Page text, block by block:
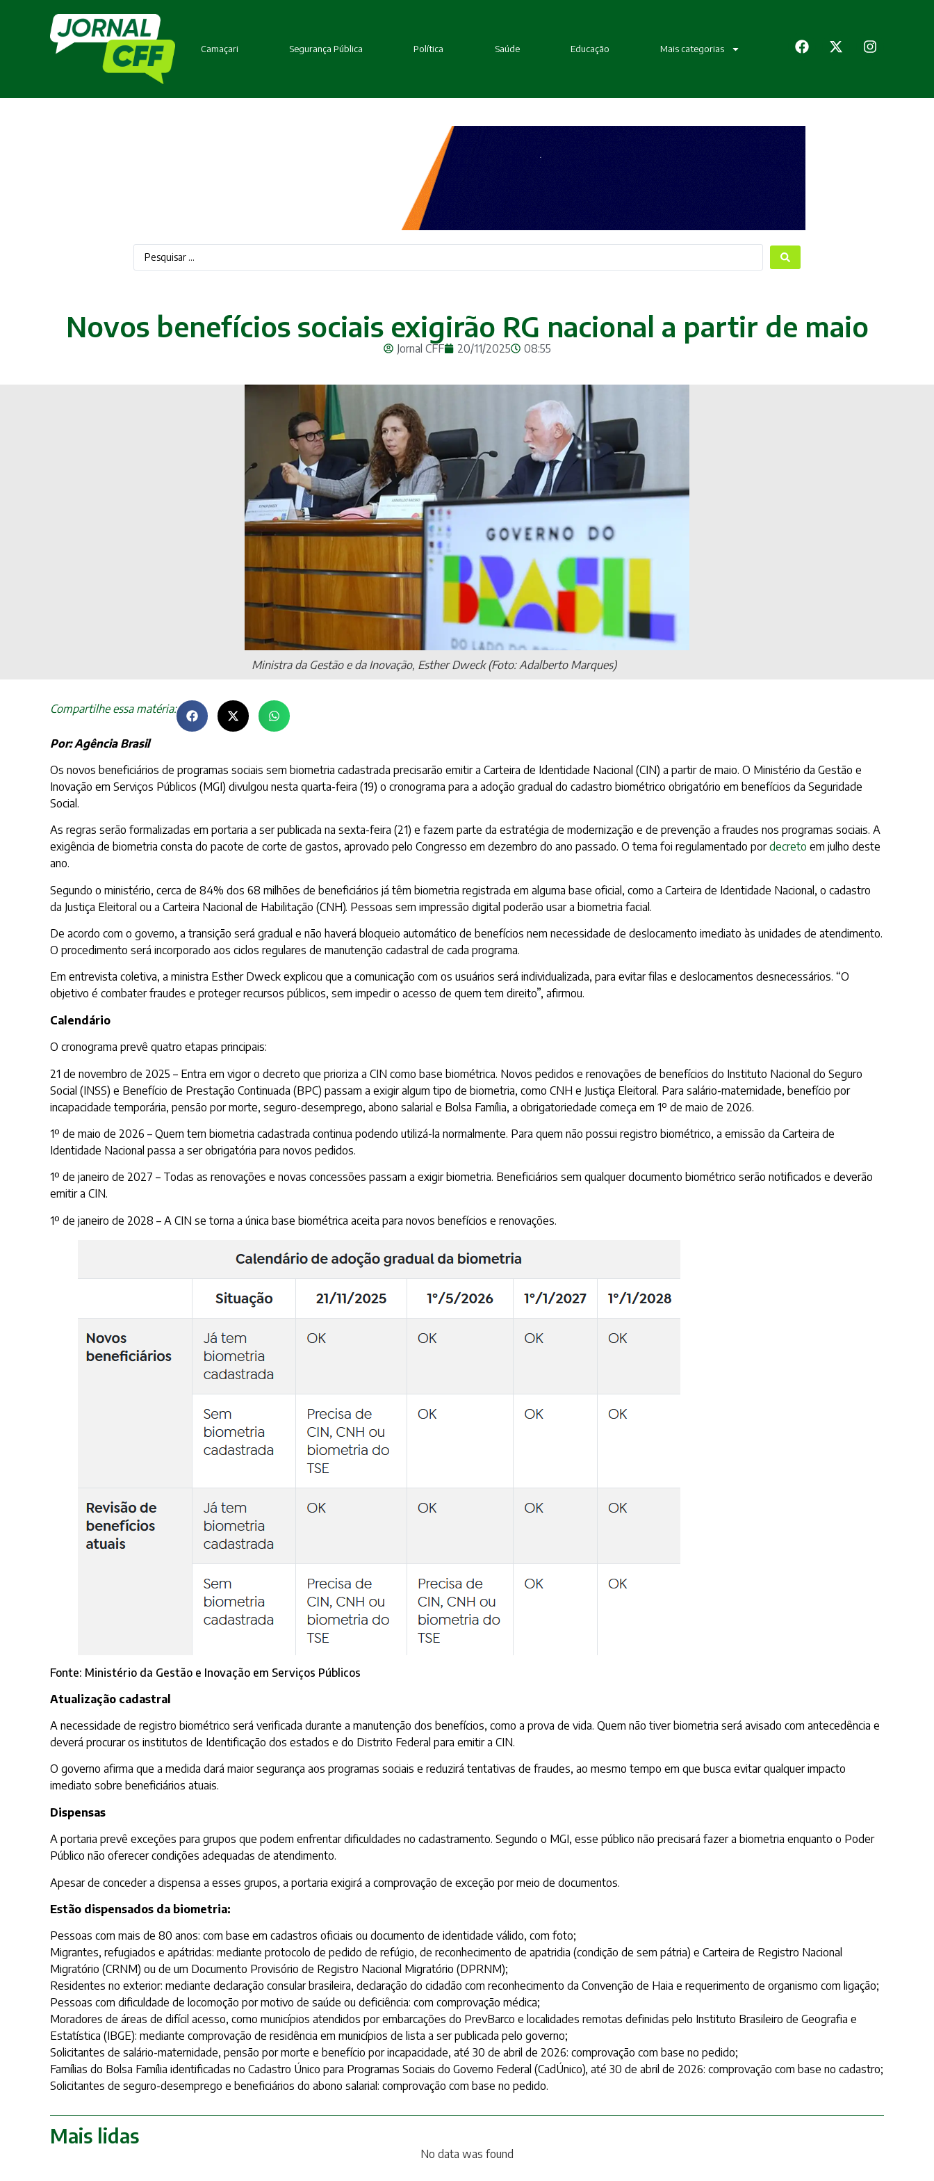
Camaçari Segurança Pública Política Saúde Educação Mais categorias
Novos benefícios sociais exigirão RG nacional a partir de maio
Jornal CFF 20/11/2025 08:55
Ministra da Gestão e da Inovação, Esther Dweck (Foto: Adalberto Marques)
Compartilhe essa matéria:
Por: Agência Brasil
Os novos beneficiários de programas sociais sem biometria cadastrada precisarão emitir a Carteira de Identidade Nacional (CIN) a partir de maio. O Ministério da Gestão e
Inovação em Serviços Públicos (MGI) divulgou nesta quarta-feira (19) o cronograma para a adoção gradual do cadastro biométrico obrigatório em benefícios da Seguridade
Social.
As regras serão formalizadas em portaria a ser publicada na sexta-feira (21) e fazem parte da estratégia de modernização e de prevenção a fraudes nos programas sociais. A
exigência de biometria consta do pacote de corte de gastos, aprovado pelo Congresso em dezembro do ano passado. O tema foi regulamentado pordecreto em julho deste
ano.
Segundo o ministério, cerca de 84% dos 68 milhões de beneficiários já têm biometria registrada em alguma base oficial, como a Carteira de Identidade Nacional, o cadastro
da Justiça Eleitoral ou a Carteira Nacional de Habilitação (CNH). Pessoas sem impressão digital poderão usar a biometria facial.
De acordo com o governo, a transição será gradual e não haverá bloqueio automático de benefícios nem necessidade de deslocamento imediato às unidades de atendimento.
O procedimento será incorporado aos ciclos regulares de manutenção cadastral de cada programa.
Em entrevista coletiva, a ministra Esther Dweck explicou que a comunicação com os usuários será individualizada, para evitar filas e deslocamentos desnecessários. “O
objetivo é combater fraudes e proteger recursos públicos, sem impedir o acesso de quem tem direito”, afirmou.
Calendário
O cronograma prevê quatro etapas principais:
21 de novembro de 2025 – Entra em vigor o decreto que prioriza a CIN como base biométrica. Novos pedidos e renovações de benefícios do Instituto Nacional do Seguro
Social (INSS) e Benefício de Prestação Continuada (BPC) passam a exigir algum tipo de biometria, como CNH e Justiça Eleitoral. Para salário-maternidade, benefício por
incapacidade temporária, pensão por morte, seguro-desemprego, abono salarial e Bolsa Família, a obrigatoriedade começa em 1º de maio de 2026.
1º de maio de 2026 – Quem tem biometria cadastrada continua podendo utilizá-la normalmente. Para quem não possui registro biométrico, a emissão da Carteira de
Identidade Nacional passa a ser obrigatória para novos pedidos.
1º de janeiro de 2027 – Todas as renovações e novas concessões passam a exigir biometria. Beneficiários sem qualquer documento biométrico serão notificados e deverão
emitir a CIN.
1º de janeiro de 2028 – A CIN se torna a única base biométrica aceita para novos benefícios e renovações.
Fonte: Ministério da Gestão e Inovação em Serviços Públicos
Atualização cadastral
A necessidade de registro biométrico será verificada durante a manutenção dos benefícios, como a prova de vida. Quem não tiver biometria será avisado com antecedência e
deverá procurar os institutos de Identificação dos estados e do Distrito Federal para emitir a CIN.
O governo afirma que a medida dará maior segurança aos programas sociais e reduzirá tentativas de fraudes, ao mesmo tempo em que busca evitar qualquer impacto
imediato sobre beneficiários atuais.
Dispensas
A portaria prevê exceções para grupos que podem enfrentar dificuldades no cadastramento. Segundo o MGI, esse público não precisará fazer a biometria enquanto o Poder
Público não oferecer condições adequadas de atendimento.
Apesar de conceder a dispensa a esses grupos, a portaria exigirá a comprovação de exceção por meio de documentos.
Estão dispensados da biometria:
Pessoas com mais de 80 anos: com base em cadastros oficiais ou documento de identidade válido, com foto;
Migrantes, refugiados e apátridas: mediante protocolo de pedido de refúgio, de reconhecimento de apatridia (condição de sem pátria) e Carteira de Registro Nacional
Migratório (CRNM) ou de um Documento Provisório de Registro Nacional Migratório (DPRNM);
Residentes no exterior: mediante declaração consular brasileira, declaração do cidadão com reconhecimento da Convenção de Haia e requerimento de organismo com ligação;
Pessoas com dificuldade de locomoção por motivo de saúde ou deficiência: com comprovação médica;
Moradores de áreas de difícil acesso, como municípios atendidos por embarcações do PrevBarco e localidades remotas definidas pelo Instituto Brasileiro de Geografia e
Estatística (IBGE): mediante comprovação de residência em municípios de lista a ser publicada pelo governo;
Solicitantes de salário-maternidade, pensão por morte e benefício por incapacidade, até 30 de abril de 2026: comprovação com base no pedido;
Famílias do Bolsa Família identificadas no Cadastro Único para Programas Sociais do Governo Federal (CadÚnico), até 30 de abril de 2026: comprovação com base no cadastro;
Solicitantes de seguro-desemprego e beneficiários do abono salarial: comprovação com base no pedido.
Mais lidas
No data was found